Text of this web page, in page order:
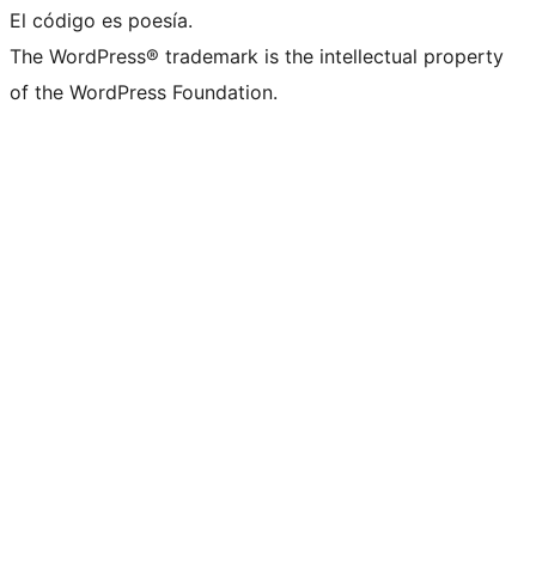
El código es poesía.
The WordPress® trademark is the intellectual property
of the WordPress Foundation.